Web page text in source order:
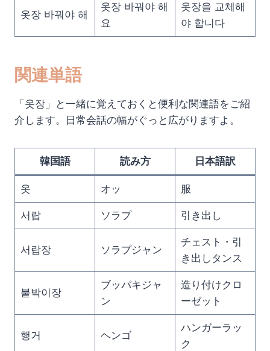
옷장 바꿔야 해
옷장 바꿔야 해
요
옷장을 교체해
야 합니다
関連単語
「옷장」と一緒に覚えておくと便利な関連語をご紹
介します。日常会話の幅がぐっと広がりますよ。
韓国語 読み方 日本語訳
옷 オッ 服
서랍 ソラプ 引き出し
서랍장 ソラプジャン
チェスト・引
き出しタンス
붙박이장
ブッパキジャ
ン
造り付けクロ
ーゼット
행거 ヘンゴ
ハンガーラッ
ク